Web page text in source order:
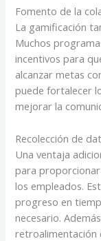
Fomento de la
La gamificación
Muchos
incentivos para
alcanzar metas
puede fortalecer
mejorar la
Recolección de
Una ventaja
para
los empleados.
progreso en
necesario.
retroalimentación